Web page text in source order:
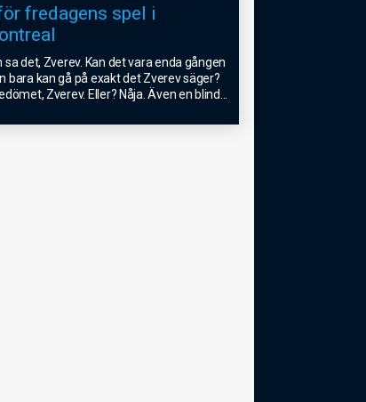
fredagens spel i
sa det, Zverev. Kan det vara enda gången
bara kan gå på exakt det Zverev säger?
Zverev. Eller? Nåja. Även en blind